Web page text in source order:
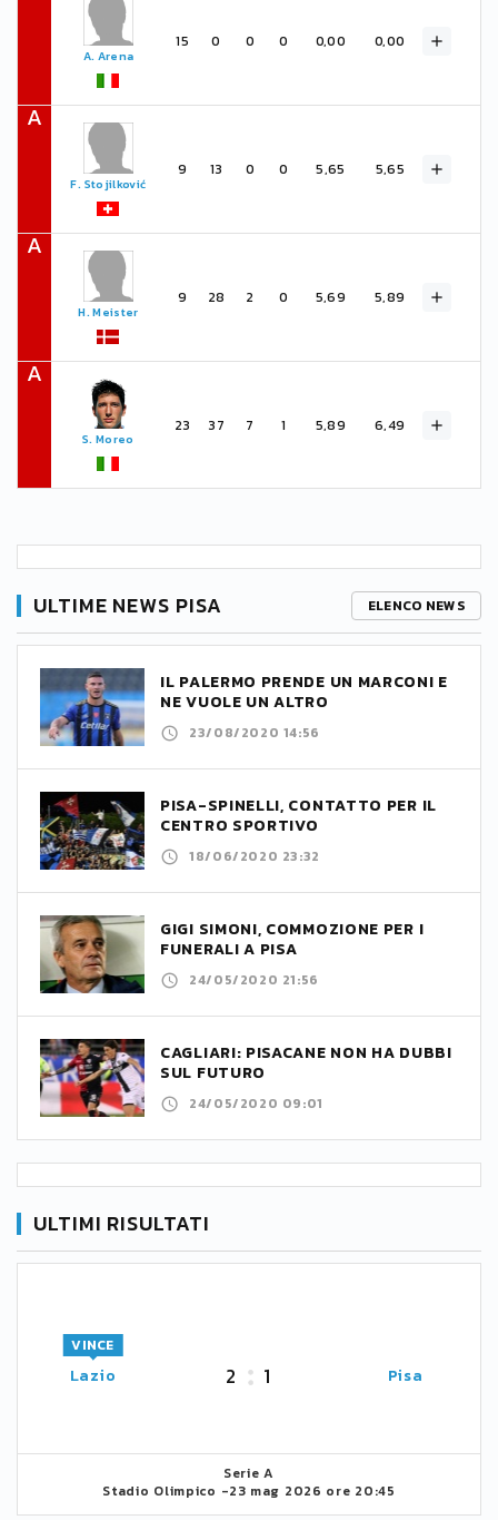
A. Arena
15 0 0 0 0,00 0,00
A
F. Stojilković
9 13 0 0 5,65 5,65
A
H. Meister
9 28 2 0 5,69 5,89
A
S. Moreo
23 37 7 1 5,89 6,49
ULTIME NEWS PISA ELENCO NEWS
IL PALERMO PRENDE UN MARCONI E
NE VUOLE UN ALTRO
23/08/2020 14:56
PISA-SPINELLI, CONTATTO PER IL
CENTRO SPORTIVO
18/06/2020 23:32
GIGI SIMONI, COMMOZIONE PER I
FUNERALI A PISA
24/05/2020 21:56
CAGLIARI: PISACANE NON HA DUBBI
SUL FUTURO
24/05/2020 09:01
ULTIMI RISULTATI
Lazio
VINCE
2 1 Pisa
Serie A
Stadio Olimpico -23 mag 2026 ore 20:45